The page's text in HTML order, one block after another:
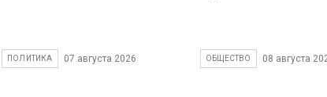
ПОЛИТИКА 07 августа 2026 ОБЩЕСТВО 08 августа